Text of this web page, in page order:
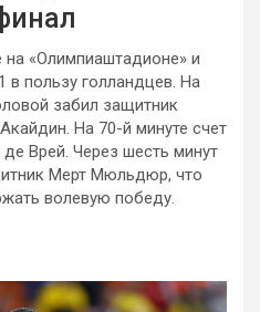
«Олимпиаштадионе» и
в пользу голландцев. На
забил защитник
На 70-й минуте счет
Врей. Через шесть минут
Мерт Мюльдюр, что
волевую победу.